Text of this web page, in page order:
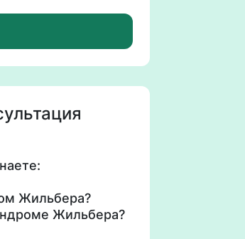
моим
Жильбера?
Жильбера?
нутрицевтиков